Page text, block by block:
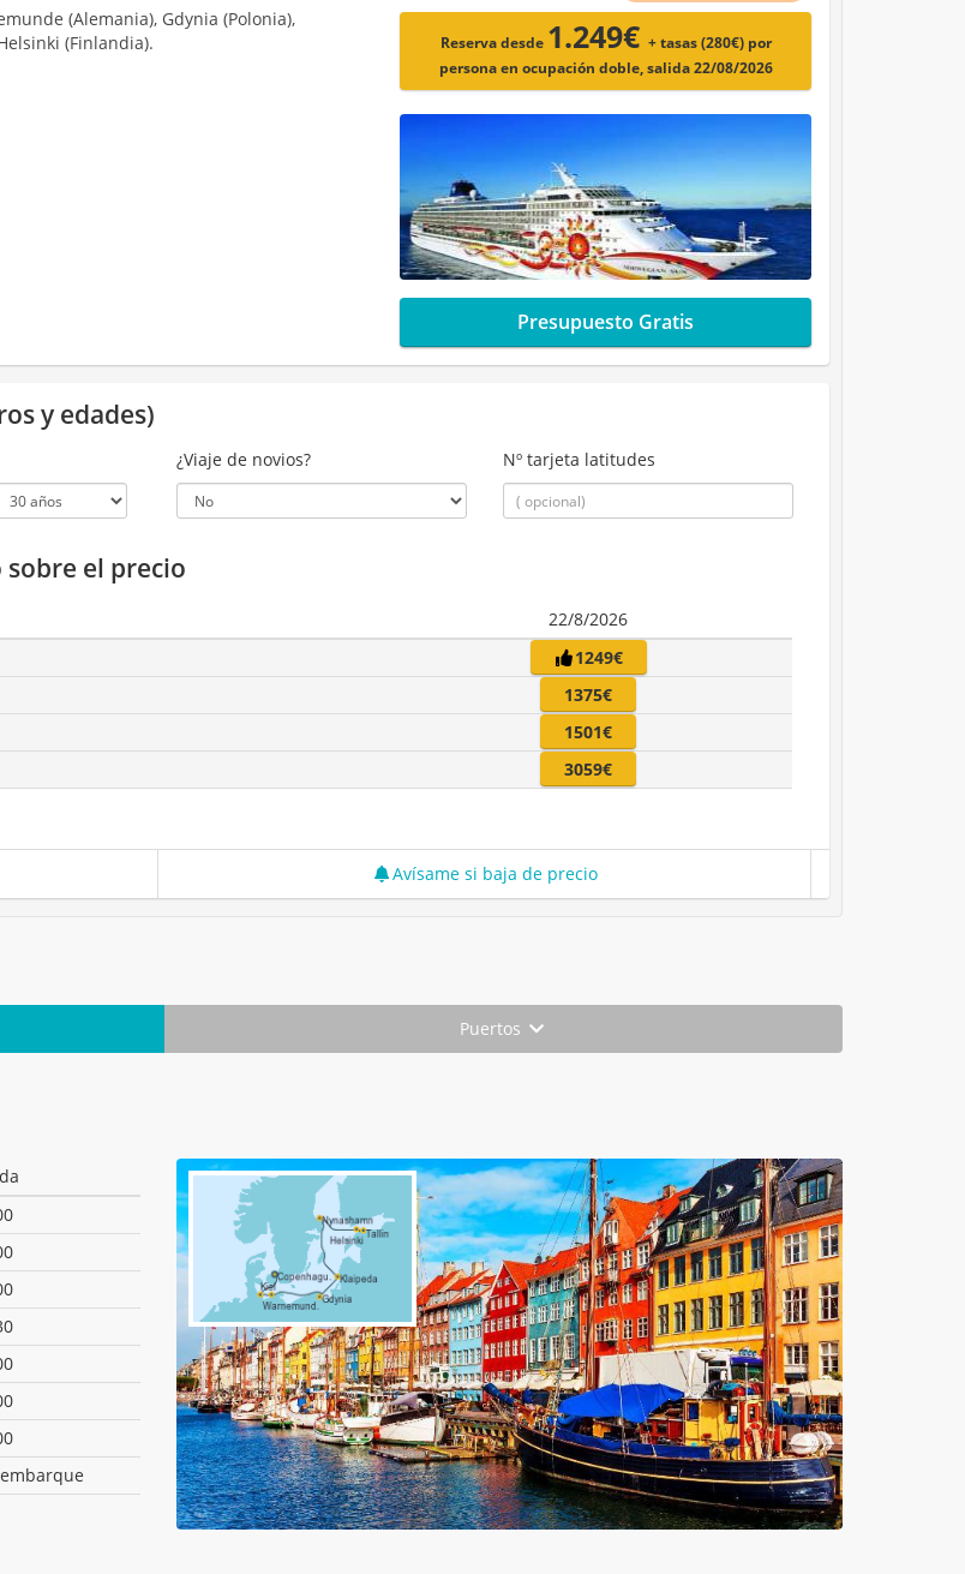
(Alemania), Gdynia (Polonia),
(Finlandia).
Reserva desde 1.249€ + tasas (280€) por
persona en ocupación doble, salida 22/08/2026
Presupuesto Gratis
y edades)
¿Viaje de novios? Nº tarjeta latitudes
sobre el precio
22/8/2026
1249€
1375€
1501€
3059€
Avísame si baja de precio
Puertos